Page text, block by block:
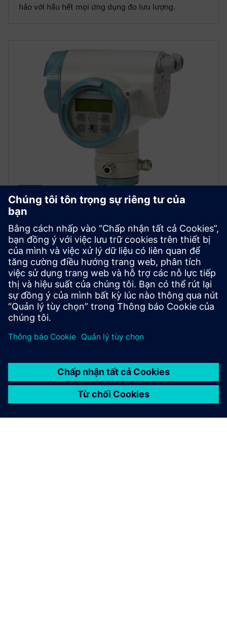
hảo với hầu hết mọi ứng dụng đo lưu lượng.
SITRANS FM MAG 6000 I / 6000
I Ex de
Bộ truyền phát tích hợp vi xử lý này phục vụ các môi
trường công nghiệp khắc nghiệt nhất, bao gồm cả
những khu vực có nguy cơ cháy nổ và nguy hiểm.